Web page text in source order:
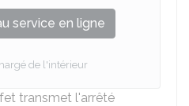
service en ligne
de l'intérieur
transmet l'arrêté